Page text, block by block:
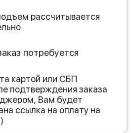
рассчитывается
потребуется
картой или СБП
подтверждения заказа
Вам будет
ссылка на оплату на